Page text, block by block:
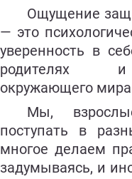
Ощущение
— это
уверенность в
родителях и
окружающего
Мы,
поступать в
многое делаем
задумываясь, и